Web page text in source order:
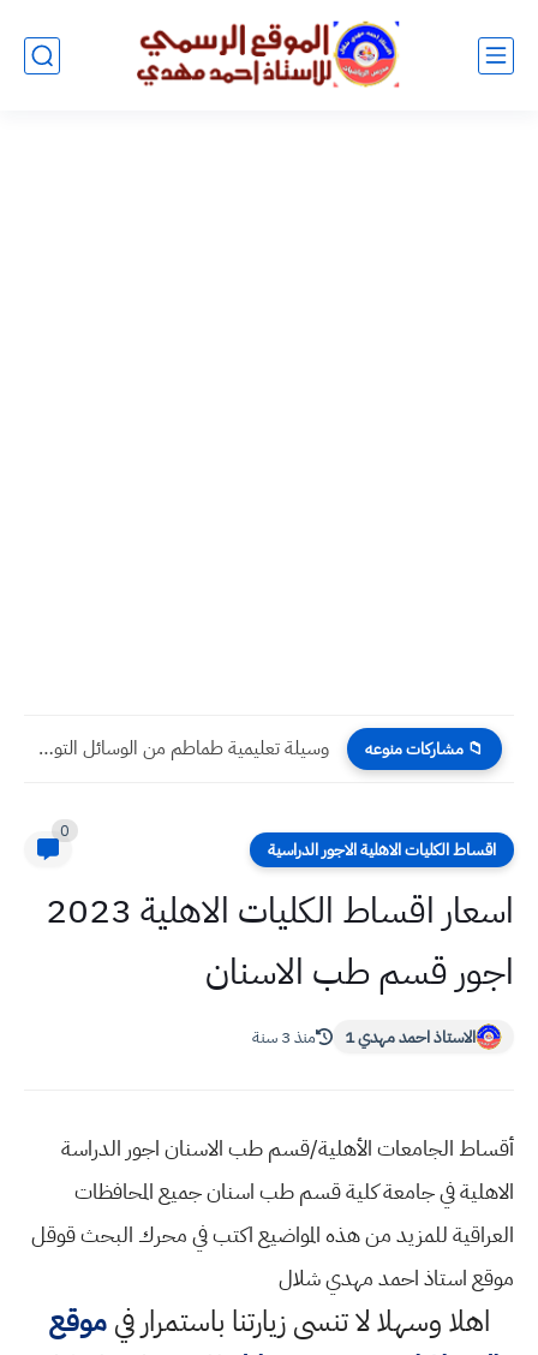
📁 مشاركات منوعه وسيلة تعليمية طماطم من الوسائل التوضيحية بالصور للاطفال بعمر ٦...
اقساط الكليات الاهلية الاجور الدراسية
0
اسعار اقساط الكليات الاهلية 2023
اجور قسم طب الاسنان
الاستاذ احمد مهدي 1 منذ 3 سنة
أقساط الجامعات الأهلية/قسم طب الاسنان اجور الدراسة
الاهلية في جامعة كلية قسم طب اسنان جميع المحافظات
العراقية للمزيد من هذه المواضيع اكتب في محرك البحث قوقل
موقع استاذ احمد مهدي شلال
اهلا وسهلالا تنسى زيارتنا باستمرار فيموقع